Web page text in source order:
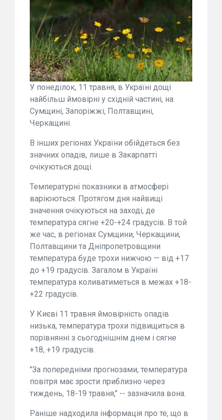
У понеділок, 11 травня, в Україні дощі
найбільш ймовірні у східній частині, на
Сумщині, Запоріжжі, Полтавщині,
Черкащині.
В інших регіонах України обійдеться без
значних опадів, лише в Закарпатті
очікуються дощі.
Температурні показники в атмосфері
варіюються. Протягом дня найвищі
значення очікуються на заході, де
температура сягне +20-+24 градусів. В той
же час, в регіонах Сумщини, Черкащини,
Полтавщини та Дніпропетровщини
температура буде трохи нижчою — від +17
до +19 градусів. Загалом в Україні
температура коливатиметься в межах +18-
+22 градусів.
У Києві 11 травня ймовірність опадів
низька, температура трохи підвищиться в
порівнянні з сьогоднішнім днем і сягне
+18, +19 градусів.
"За попередніми прогнозами, температура
повітря має зрости приблизно через
тиждень, 18-19 травня," -- зазначила вона.
Раніше надходила інформація про те, що в